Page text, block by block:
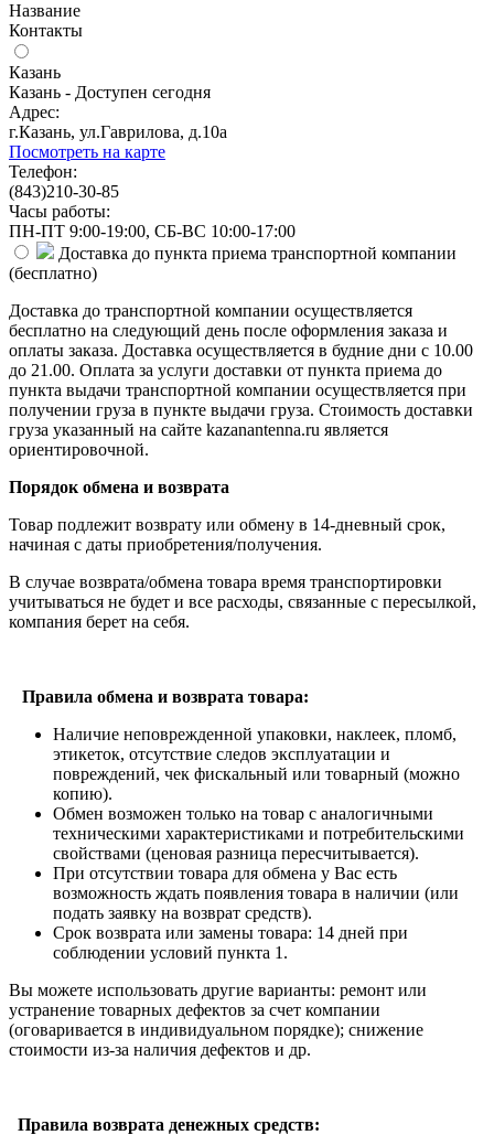
Название
Контакты
Казань
Казань - Доступен сегодня
Адрес:
г.Казань, ул.Гаврилова, д.10а
Посмотреть на карте
Телефон:
(843)210-30-85
Часы работы:
ПН-ПТ 9:00-19:00, СБ-ВС 10:00-17:00
Доставка до пункта приема транспортной компании
(бесплатно)
Доставка до транспортной компании осуществляется
бесплатно на следующий день после оформления заказа и
оплаты заказа. Доставка осуществляется в будние дни с 10.00
до 21.00. Оплата за услуги доставки от пункта приема до
пункта выдачи транспортной компании осуществляется при
получении груза в пункте выдачи груза. Стоимость доставки
груза указанный на сайте kazanantenna.ru является
ориентировочной.
Порядок обмена и возврата
Товар подлежит возврату или обмену в 14-дневный срок,
начиная с даты приобретения/получения.
В случае возврата/обмена товара время транспортировки
учитываться не будет и все расходы, связанные с пересылкой,
компания берет на себя.
Правила обмена и возврата товара:
Наличие неповрежденной упаковки, наклеек, пломб,
этикеток, отсутствие следов эксплуатации и
повреждений, чек фискальный или товарный (можно
копию).
Обмен возможен только на товар с аналогичными
техническими характеристиками и потребительскими
свойствами (ценовая разница пересчитывается).
При отсутствии товара для обмена у Вас есть
возможность ждать появления товара в наличии (или
подать заявку на возврат средств).
Срок возврата или замены товара: 14 дней при
соблюдении условий пункта 1.
Вы можете использовать другие варианты: ремонт или
устранение товарных дефектов за счет компании
(оговаривается в индивидуальном порядке); снижение
стоимости из-за наличия дефектов и др.
Правила возврата денежных средств: